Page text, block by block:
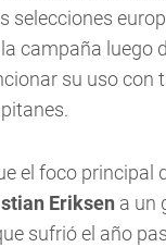
selecciones
campaña luego
su uso con
el foco principal
Eriksen a un
sufrió el año